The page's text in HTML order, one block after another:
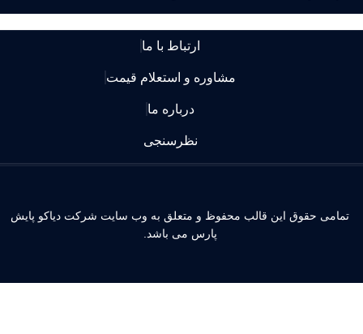
ارتباط با ما
مشاوره و استعلام قیمت
درباره ما
نظرسنجی
حقوق این قالب محفوظ و متعلق به وب سایت شرکت دیاکو پایش
پارس می باشد.